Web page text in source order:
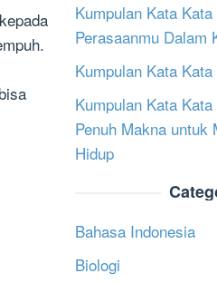
Kumpulan Kata
Perasaanmu Dalam
Kumpulan Kata
Kumpulan Kata
Penuh Makna untuk
Hidup
Bahasa Indonesia
Biologi